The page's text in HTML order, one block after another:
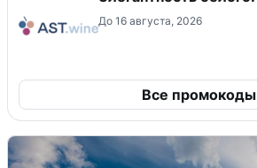
До 16 августа, 2026
Все промокоды